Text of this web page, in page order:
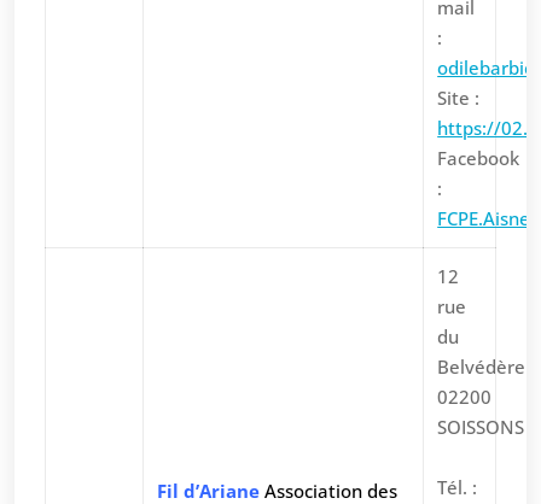
mail
:
Site :
https://
Facebook
:
FCPE.Aisne
Fil d’ArianeAssociation des
12
rue
du
Belvédère
02200
SOISSONS
Tél. :